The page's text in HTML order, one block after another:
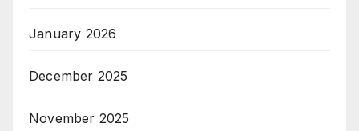
January 2026
December 2025
November 2025